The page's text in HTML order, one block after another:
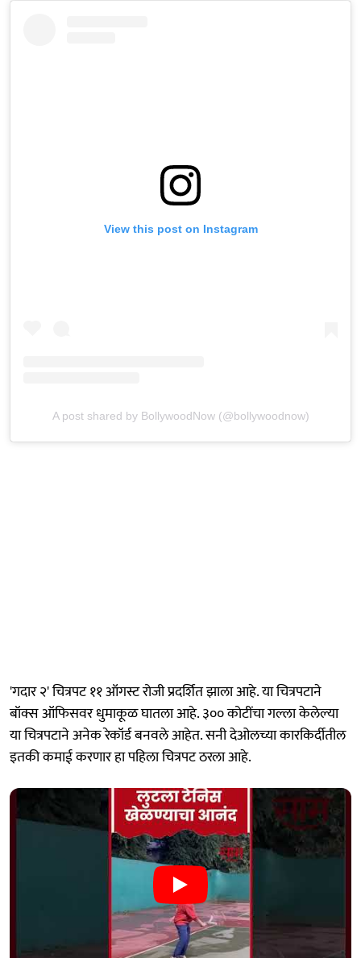
View this post on Instagram
A post shared by BollywoodNow (@bollywoodnow)
'गदार २' चित्रपट ११ ऑगस्ट रोजी प्रदर्शित झाला आहे. या चित्रपटाने
बॉक्स ऑफिसवर धुमाकूळ घातला आहे. ३०० कोटींचा गल्ला केलेल्या
या चित्रपटाने अनेक रेकॉर्ड बनवले आहेत. सनी देओलच्या कारकिर्दीतील
इतकी कमाई करणार हा पहिला चित्रपट ठरला आहे.